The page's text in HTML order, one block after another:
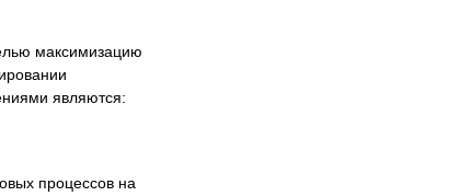
максимизацию
являются:
процессов на